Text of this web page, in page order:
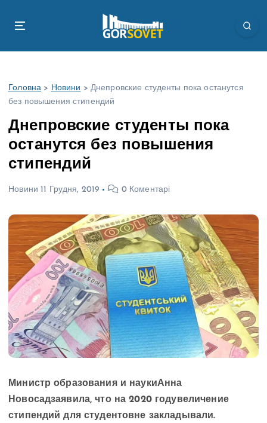
Головна > Новини > Днепровские студенты пока останутся
без повышения стипендий
Днепровские студенты пока
останутся без повышения
стипендий
Новини 11 Грудня, 2019 0 Коментарі
Министр образования и наукиАнна
Новосадзаявила, что на 2020 годувеличение
стипендий для студентовне закладывали.